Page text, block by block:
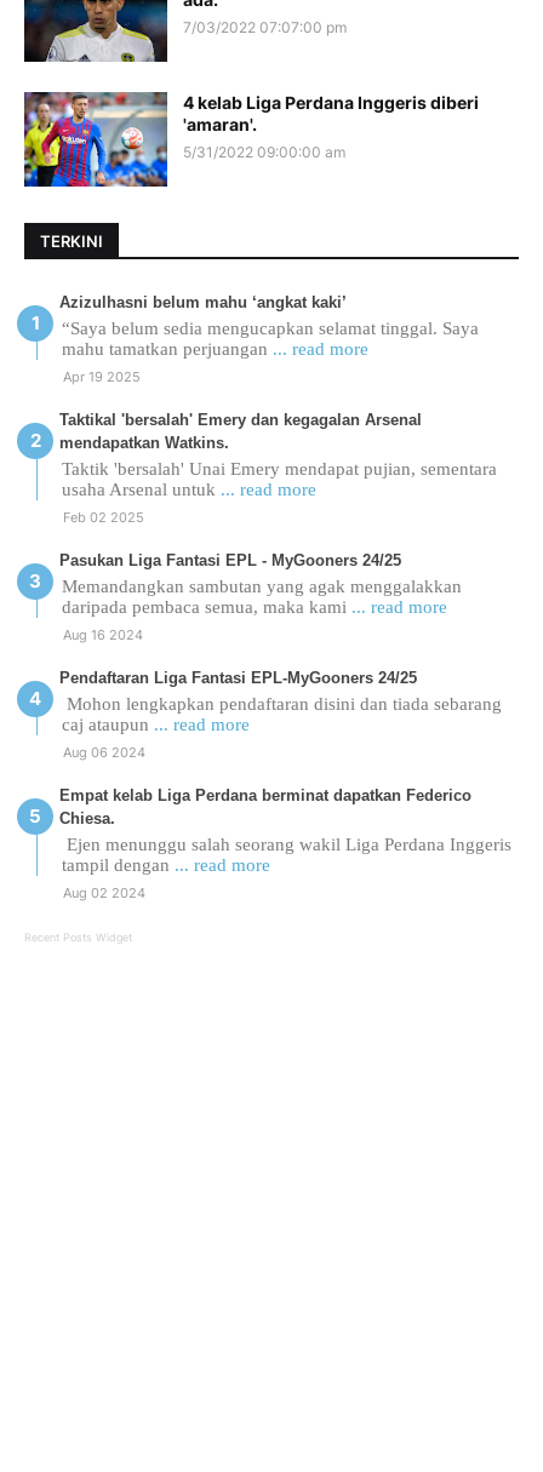
7/03/2022 07:07:00 pm
4 kelab Liga Perdana Inggeris diberi
'amaran'.
5/31/2022 09:00:00 am
TERKINI
Azizulhasni belum mahu ‘angkat kaki’
“Saya belum sedia mengucapkan selamat tinggal. Saya
mahu tamatkan perjuangan ... read more
Apr 19 2025
Taktikal 'bersalah' Emery dan kegagalan Arsenal
mendapatkan Watkins.
Taktik 'bersalah' Unai Emery mendapat pujian, sementara
usaha Arsenal untuk ... read more
Feb 02 2025
Pasukan Liga Fantasi EPL - MyGooners 24/25
Memandangkan sambutan yang agak menggalakkan
daripada pembaca semua, maka kami ... read more
Aug 16 2024
Pendaftaran Liga Fantasi EPL-MyGooners 24/25
Mohon lengkapkan pendaftaran disini dan tiada sebarang
caj ataupun ... read more
Aug 06 2024
Empat kelab Liga Perdana berminat dapatkan Federico
Chiesa.
Ejen menunggu salah seorang wakil Liga Perdana Inggeris
tampil dengan ... read more
Aug 02 2024
Recent Posts Widget